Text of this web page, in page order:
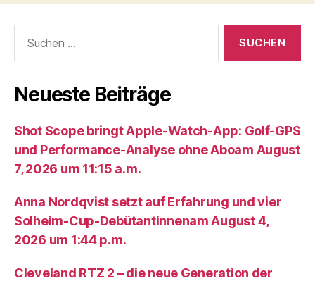
nach:
Neueste Beiträge
Shot Scope bringt Apple-Watch-App: Golf-GPS
und Performance-Analyse ohne Aboam August
7, 2026 um 11:15 a.m.
Anna Nordqvist setzt auf Erfahrung und vier
Solheim-Cup-Debütantinnenam August 4,
2026 um 1:44 p.m.
Cleveland RTZ 2 – die neue Generation der